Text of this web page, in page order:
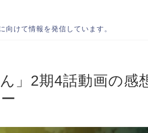
けて情報を発信しています。
ん」2期4話動画の